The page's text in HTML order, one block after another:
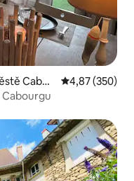
Cabou
Průměrné
4,87 (350)